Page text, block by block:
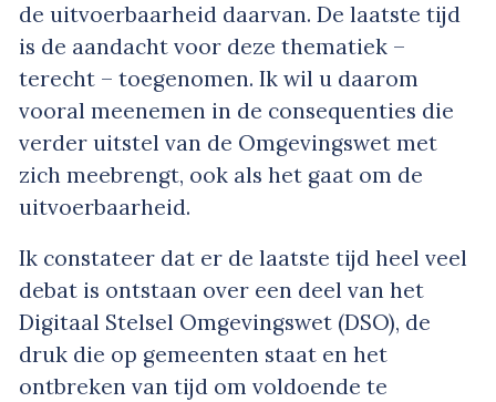
de uitvoerbaarheid daarvan. De laatste tijd
is de aandacht voor deze thematiek –
terecht – toegenomen. Ik wil u daarom
vooral meenemen in de consequenties die
verder uitstel van de Omgevingswet met
zich meebrengt, ook als het gaat om de
uitvoerbaarheid.
Ik constateer dat er de laatste tijd heel veel
debat is ontstaan over een deel van het
Digitaal Stelsel Omgevingswet (DSO), de
druk die op gemeenten staat en het
ontbreken van tijd om voldoende te